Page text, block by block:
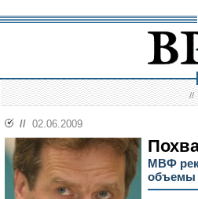
//
// 02.06.2009
МВФ
объемы